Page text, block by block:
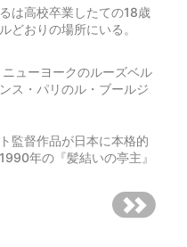
は高校卒業したての18歳
どおりの場所にいる。
ューヨークのルーズベル
ス・パリのル・ブールジ
監督作品が日本に本格的
年の『髪結いの亭主』